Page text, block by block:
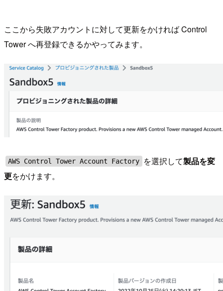
ここから失敗アカウントに対して更新をかければ Control
Tower へ再登録できるかやってみます。
AWS Control Tower Account Factory を選択して製品を変
更をかけます。